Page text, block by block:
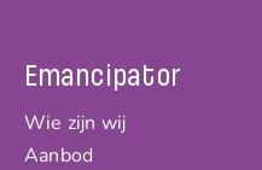
Emancipator
Wie zijn wij
Aanbod